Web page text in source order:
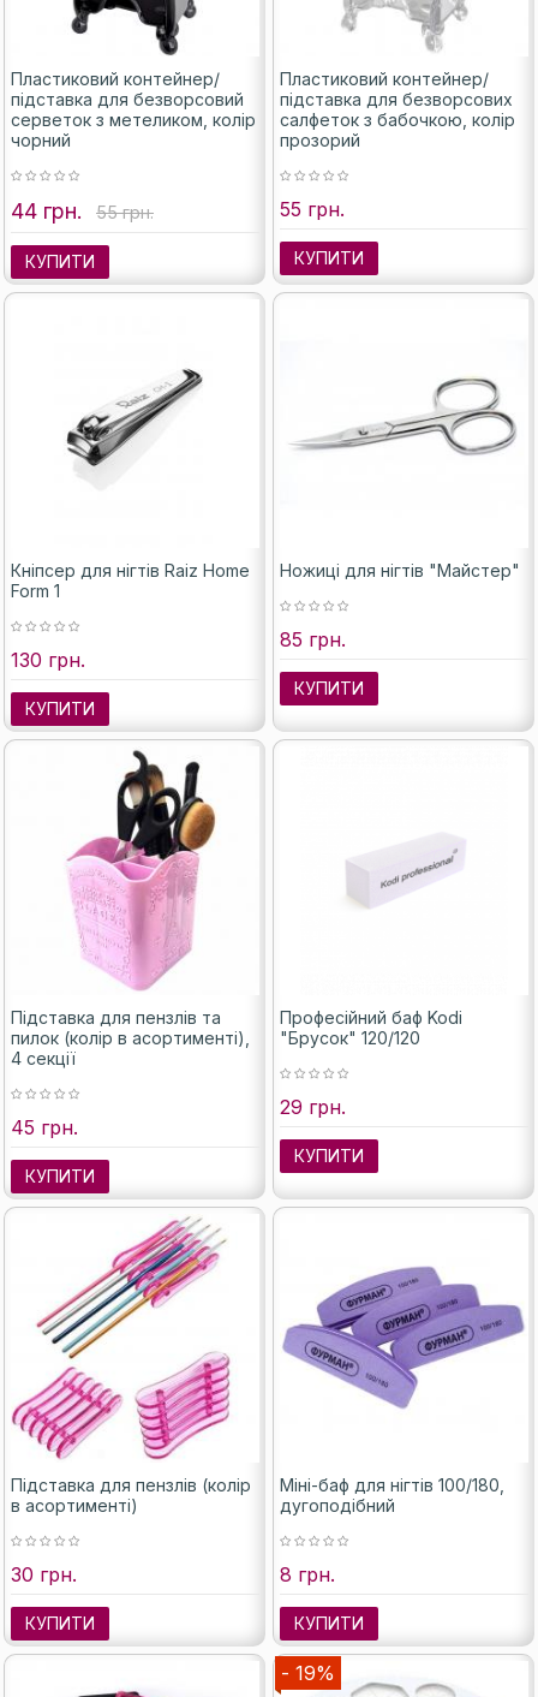
Пластиковий контейнер/
підставка для безворсовий
серветок з метеликом, колір
чорний
44 грн. 55 грн.
КУПИТИ
Пластиковий контейнер/
підставка для безворсових
салфеток з бабочкою, колір
прозорий
55 грн.
КУПИТИ
Кніпсер для нігтів Raiz Home
Form 1
130 грн.
КУПИТИ
Ножиці для нігтів "Майстер"
85 грн.
КУПИТИ
Підставка для пензлів та
пилок (колір в асортименті),
4 секції
45 грн.
КУПИТИ
Професійний баф Kodi
"Брусок" 120/120
29 грн.
КУПИТИ
Підставка для пензлів (колір
в асортименті)
30 грн.
КУПИТИ
Міні-баф для нігтів 100/180,
дугоподібний
8 грн.
КУПИТИ
- 19%